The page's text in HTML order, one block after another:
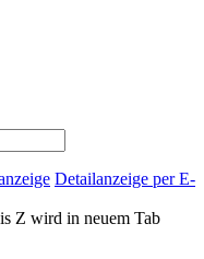
Detailanzeige per E-
wird in neuem Tab